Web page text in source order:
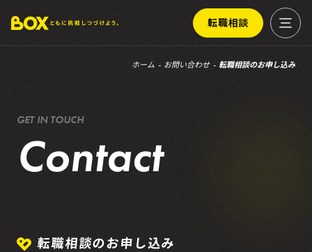
転職相談
ホーム お問い合わせ 転職相談のお申し込み
GET IN TOUCH
Contact
転職相談のお申し込み